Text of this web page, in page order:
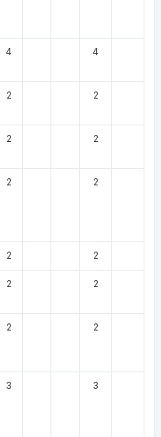
4 4
2 2
2 2
2 2
2 2
2 2
2 2
3 3